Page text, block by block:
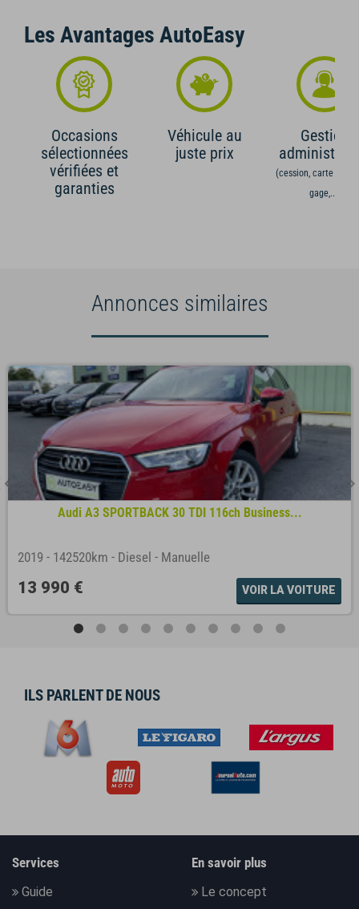
Les Avantages AutoEasy
Occasions
sélectionnées
vérifiées et
garanties
Véhicule au
juste prix
Gestion
(cession, carte grise,
gage,...)
Annonces similaires
Audi A3 SPORTBACK 30 TDI 116ch Business...
2019 - 142520km - Diesel - Manuelle
13 990 € VOIR LA VOITURE
ILS PARLENT DE NOUS
Services
Guide
En savoir plus
Le concept